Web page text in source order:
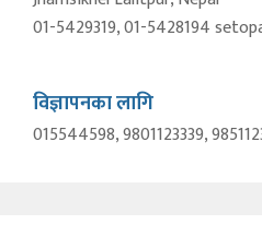
01-5429319, 01-5428194
विज्ञापनका लागि
015544598, 9801123339,